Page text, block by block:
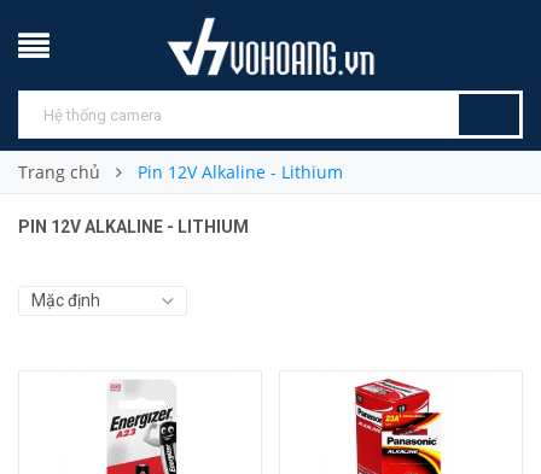
Trang chủ Pin 12V Alkaline - Lithium
PIN 12V ALKALINE - LITHIUM